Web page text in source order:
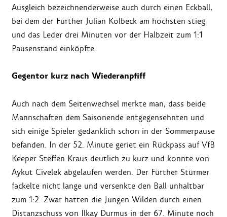
Ausgleich bezeichnenderweise auch durch einen Eckball,
bei dem der Fürther Julian Kolbeck am höchsten stieg
und das Leder drei Minuten vor der Halbzeit zum 1:1
Pausenstand einköpfte.
Gegentor kurz nach Wiederanpfiff
Auch nach dem Seitenwechsel merkte man, dass beide
Mannschaften dem Saisonende entgegensehnten und
sich einige Spieler gedanklich schon in der Sommerpause
befanden. In der 52. Minute geriet ein Rückpass auf VfB
Keeper Steffen Kraus deutlich zu kurz und konnte von
Aykut Civelek abgelaufen werden. Der Fürther Stürmer
fackelte nicht lange und versenkte den Ball unhaltbar
zum 1:2. Zwar hatten die Jungen Wilden durch einen
Distanzschuss von Ilkay Durmus in der 67. Minute noch